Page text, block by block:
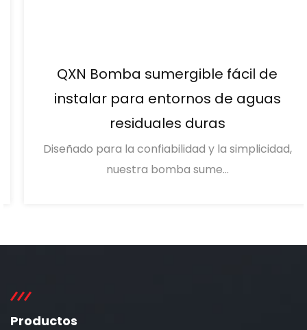
QXN Bomba sumergible fácil de
instalar para entornos de aguas
residuales duras
Diseñado para la confiabilidad y la simplicidad,
nuestra bomba sume...
Productos